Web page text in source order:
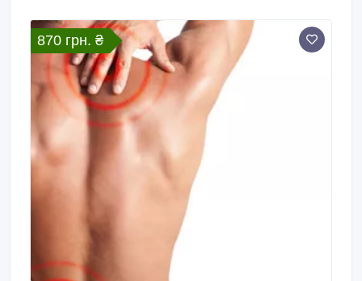
870 грн. ₴